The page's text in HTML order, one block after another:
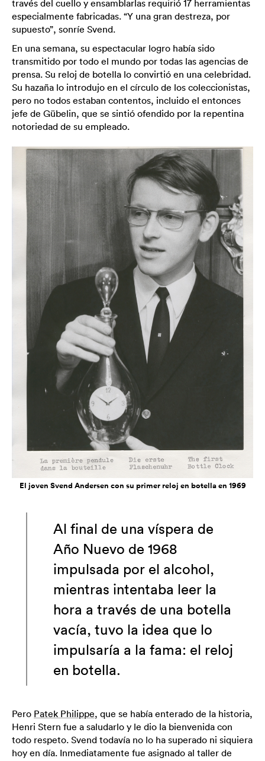
través del cuello y ensamblarlas requirió 17 herramientas
especialmente fabricadas. “Y una gran destreza, por
supuesto”, sonríe Svend.
En una semana, su espectacular logro había sido
transmitido por todo el mundo por todas las agencias de
prensa. Su reloj de botella lo convirtió en una celebridad.
Su hazaña lo introdujo en el círculo de los coleccionistas,
pero no todos estaban contentos, incluido el entonces
jefe de Gübelin, que se sintió ofendido por la repentina
notoriedad de su empleado.
El joven Svend Andersen con su primer reloj en botella en 1969
Al final de una víspera de
Año Nuevo de 1968
impulsada por el alcohol,
mientras intentaba leer la
hora a través de una botella
vacía, tuvo la idea que lo
impulsaría a la fama: el reloj
en botella.
Pero Patek Philippe, que se había enterado de la historia,
Henri Stern fue a saludarlo y le dio la bienvenida con
todo respeto. Svend todavía no lo ha superado ni siquiera
hoy en día. Inmediatamente fue asignado al taller de